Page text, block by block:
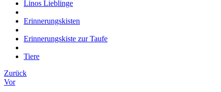
Linos Lieblinge
Erinnerungskisten
Erinnerungskiste zur Taufe
Tiere
Zurück
Vor